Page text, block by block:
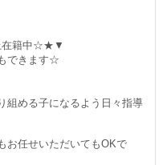
在籍中☆★▼
できます☆
組める子になるよう日々指導
お任せいただいてもOKで